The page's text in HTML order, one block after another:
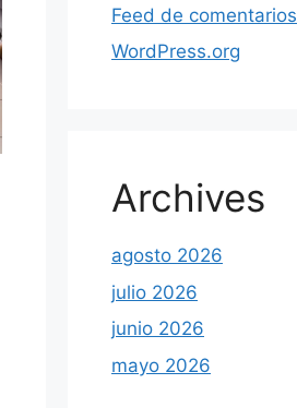
Feed de comentarios
WordPress.org
Archives
agosto 2026
julio 2026
junio 2026
mayo 2026